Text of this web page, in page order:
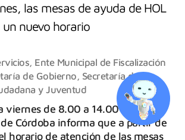
las mesas de ayuda de HOL
nuevo horario
, Ente Municipal de Fiscalización
de Gobierno, Secretaría de
y Juventud
viernes de 8.00 a 14.00 horas. La
Córdoba informa que a partir de
horario de atención de las mesas